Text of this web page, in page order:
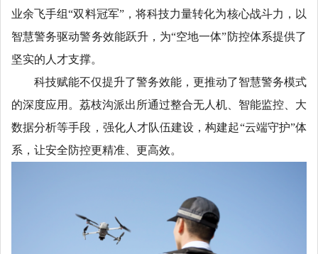
业余飞手组“双料冠军”，将科技力量转化为核心战斗力，以
智慧警务驱动警务效能跃升，为“空地一体”防控体系提供了
坚实的人才支撑。
科技赋能不仅提升了警务效能，更推动了智慧警务模式
的深度应用。荔枝沟派出所通过整合无人机、智能监控、大
数据分析等手段，强化人才队伍建设，构建起“云端守护”体
系，让安全防控更精准、更高效。